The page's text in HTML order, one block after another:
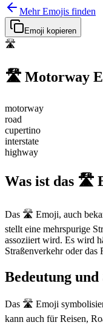
Mehr Emojis finden
Emoji kopieren
🛣️
🛣️ Motorway
motorway
road
cupertino
interstate
highway
Was ist das 🛣️
Das 🛣️ Emoji, auch
stellt eine mehrspurige
assoziiert wird. Es wird
Straßenverkehr oder das
Bedeutung
Das 🛣️ Emoji
kann auch für Reisen,